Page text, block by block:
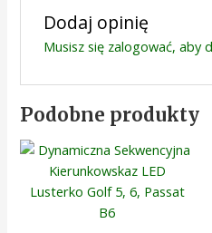
Dodaj opinię
Musisz się zalogować, aby
Podobne produkty